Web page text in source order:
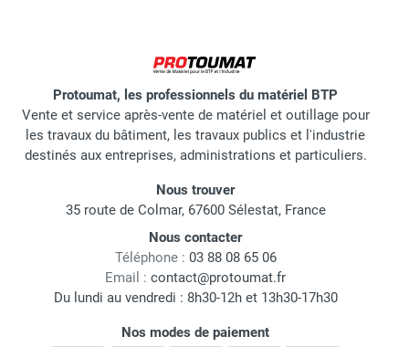
Protoumat, les professionnels du matériel BTP
Vente et service après-vente de matériel et outillage pour
les travaux du bâtiment, les travaux publics et l'industrie
destinés aux entreprises, administrations et particuliers.
Nous trouver
35 route de Colmar, 67600 Sélestat, France
Nous contacter
Téléphone : 03 88 08 65 06
Email : contact@protoumat.fr
Du lundi au vendredi : 8h30-12h et 13h30-17h30
Nos modes de paiement